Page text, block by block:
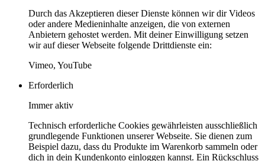
Durch das Akzeptieren dieser Dienste können wir dir Videos
oder andere Medieninhalte anzeigen, die von externen
Anbietern gehostet werden. Mit deiner Einwilligung setzen
wir auf dieser Webseite folgende Drittdienste ein:
Vimeo, YouTube
Erforderlich
Immer aktiv
Technisch erforderliche Cookies gewährleisten ausschließlich
grundlegende Funktionen unserer Webseite. Sie dienen zum
Beispiel dazu, dass du Produkte im Warenkorb sammeln oder
dich in dein Kundenkonto einloggen kannst. Ein Rückschluss